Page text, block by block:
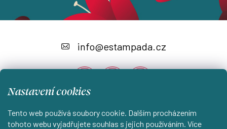
Nastavení cookies
Tento web používá soubory cookie. Dalším procházením
tohoto webu vyjadřujete souhlas s jejich používáním. Více
p
a
Instagram
info@estampada.cz